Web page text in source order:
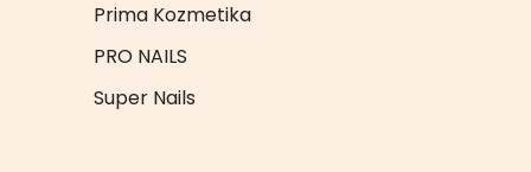
Prima Kozmetika
PRO NAILS
Super Nails